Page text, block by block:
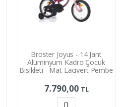
Broster Joyus - 14 Jant
Alüminyum Kadro Çocuk
Bisikleti - Mat Lacivert Pembe
7.790,00 TL